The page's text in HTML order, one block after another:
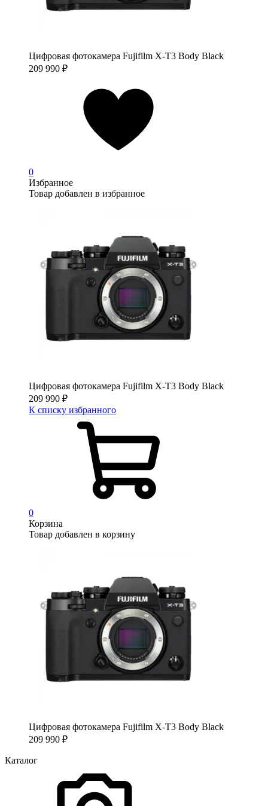
Цифровая фотокамера Fujifilm X-T3 Body Black
209 990 ₽
0
Избранное
Товар добавлен в избранное
Цифровая фотокамера Fujifilm X-T3 Body Black
209 990 ₽
К списку избранного
0
Корзина
Товар добавлен в корзину
Цифровая фотокамера Fujifilm X-T3 Body Black
209 990 ₽
Каталог